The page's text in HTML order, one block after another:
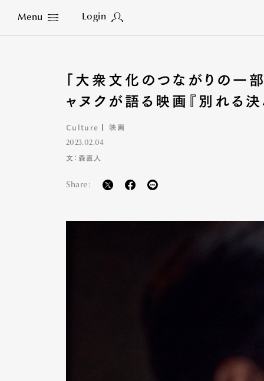
Menu Login
Close
「大衆文化のつながりの一
ャヌクが語る映画『別れる
Culture 映画
2023.02.04
文：森直人
Share: